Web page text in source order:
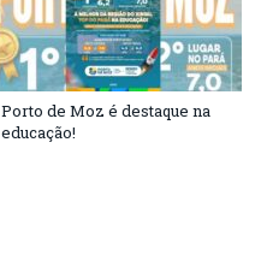
Porto de Moz é destaque na
educação!